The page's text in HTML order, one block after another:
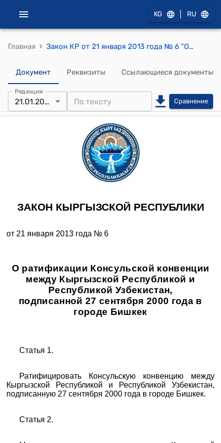
KG RU
Главная › Закон КР от 21 января 2013 года № 6 "О ратификации Консульской конвенции между Кыргызской Республикой и Республикой Узбекистан, подписанной 27 сентября 2000 года в городе Бишкек"
Документ Реквизиты Ссылающиеся документы
Редакция
21.01.2013 Сравнение